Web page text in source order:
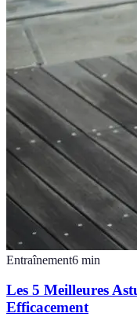
Entraînement6 min
Les 5 Meilleures
Efficacement